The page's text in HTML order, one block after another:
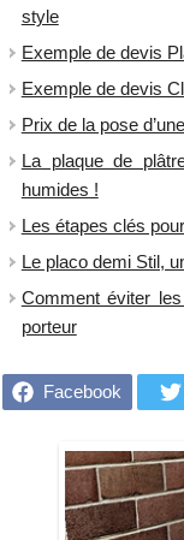
style
Exemple de devis
Exemple de devis
Prix de la pose
La plaque de
humides !
Les étapes clés
Le placo demi Stil,
Comment éviter
porteur
Facebook